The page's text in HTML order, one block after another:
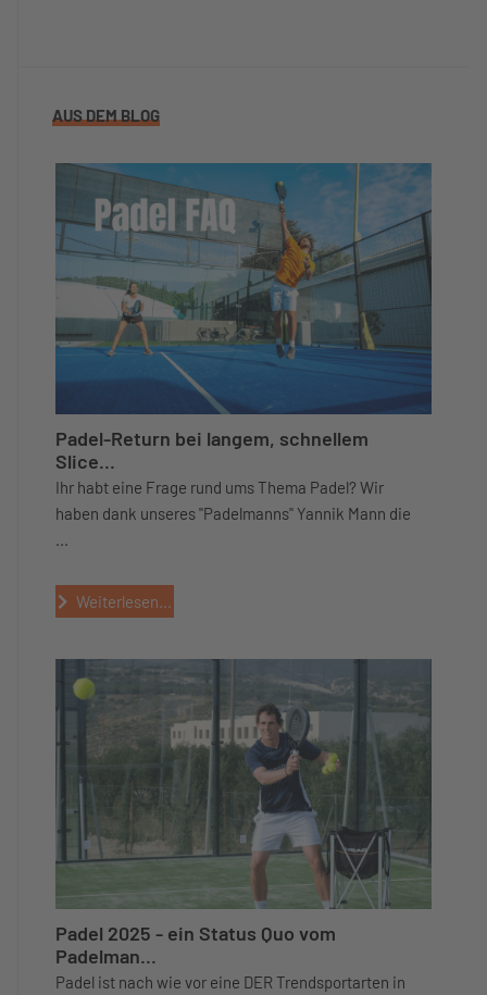
AUS DEM BLOG
Padel-Return bei langem, schnellem
Slice...
Ihr habt eine Frage rund ums Thema Padel? Wir
haben dank unseres "Padelmanns" Yannik Mann die
Weiterlesen...
Padel 2025 - ein Status Quo vom
Padelman...
Padel ist nach wie vor eine DER Trendsportarten in